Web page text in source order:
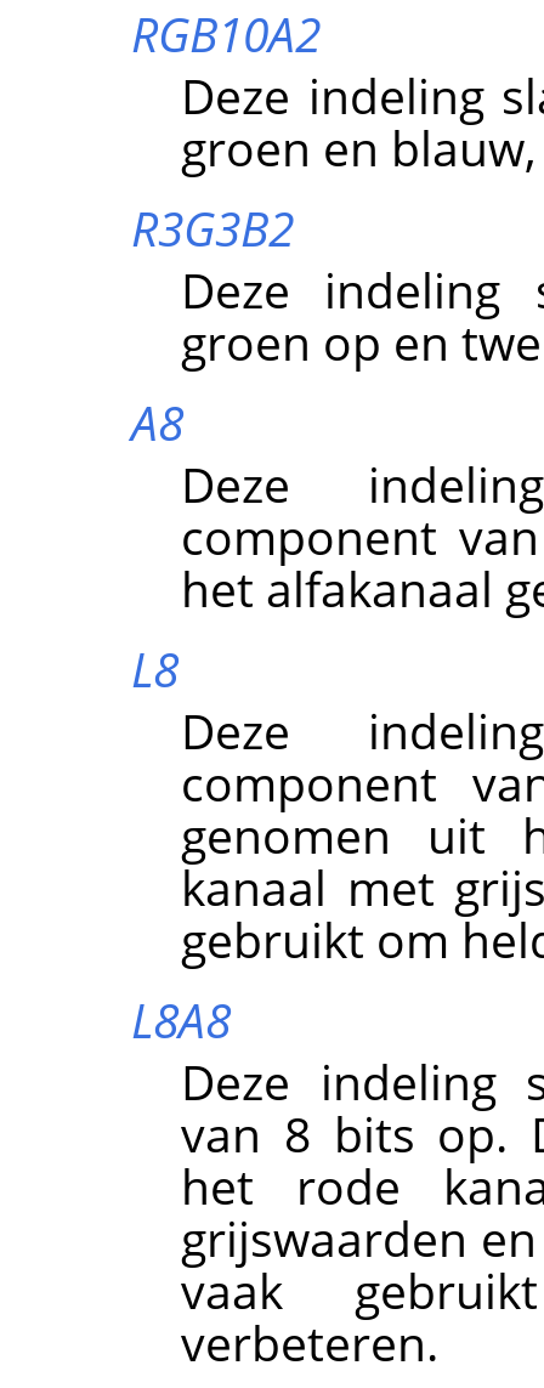
RGB10A2
Deze indeling
groen en
R3G3B2
Deze
groen op en
A8
Deze
component
het alfakanaal
L8
Deze
component
genomen uit
kanaal met
gebruikt om
L8A8
Deze indeling
van 8 bits op.
het rode
grijswaarden
vaak
verbeteren.